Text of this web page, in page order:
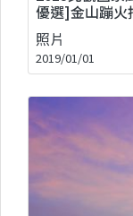
優選]金山蹦火
照片
2019/01/01